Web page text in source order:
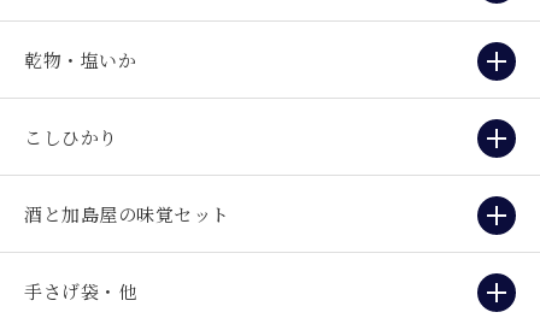
乾物・塩いか
こしひかり
酒と加島屋の味覚セット
手さげ袋・他